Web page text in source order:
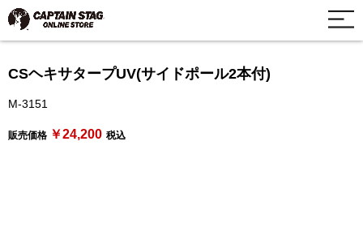
CSヘキサタープUV(サイドポール2本付)
M-3151
販売価格 ￥24,200 税込